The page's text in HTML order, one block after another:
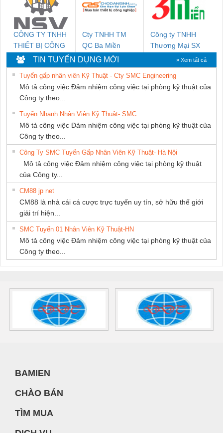
CÔNG TY TNHH
THIẾT BỊ CÔNG
NGHIỆP NIHON
SETSUBI VIỆT
NAM
Cty TNHH TM
QC Ba Miền
Công ty TNHH
Thương Mại SX
TIN TUYỂN DỤNG MỚI » Xem tất cả
Tuyển gấp nhân viên Kỹ Thuật - Cty SMC Engineering
Mô tả công việc Đảm nhiệm công việc tại phòng kỹ thuật của
Công ty theo...
Tuyển Nhanh Nhân Viên Kỹ Thuật- SMC
Mô tả công việc Đảm nhiệm công việc tại phòng kỹ thuật của
Công ty theo...
Công Ty SMC Tuyển Gấp Nhân Viên Kỹ Thuật- Hà Nội
Mô tả công việc Đảm nhiệm công việc tại phòng kỹ thuật
của Công ty...
CM88 jp net
CM88 là nhà cái cá cược trực tuyến uy tín, sở hữu thế giới
giải trí hiện...
SMC Tuyển 01 Nhân Viên Kỹ Thuật-HN
Mô tả công việc Đảm nhiệm công việc tại phòng kỹ thuật của
Công ty theo...
BAMIEN
CHÀO BÁN
TÌM MUA